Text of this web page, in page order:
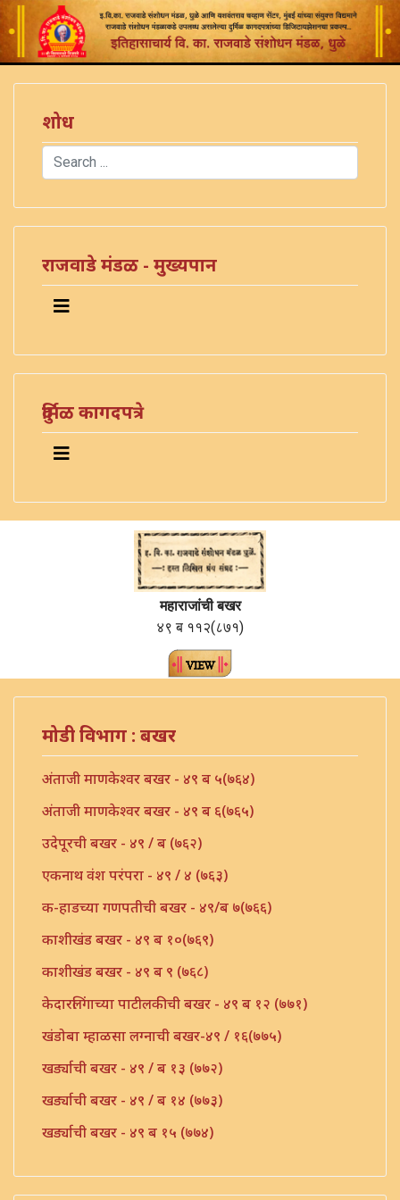
शोध
Search
राजवाडे मंडळ - मुख्यपान
दुर्मिळ कागदपत्रे
महाराजांची बखर
४९ ब ११२(८७१)
मोडी विभाग : बखर
अंताजी माणकेश्वर बखर - ४९ ब ५(७६४)
अंताजी माणकेश्वर बखर - ४९ ब ६(७६५)
उदेपूरची बखर - ४९ / ब (७६२)
एकनाथ वंश परंपरा - ४९ / ४ (७६३)
क-हाडच्या गणपतीची बखर - ४९/ब ७(७६६)
काशीखंड बखर - ४९ ब १०(७६९)
काशीखंड बखर - ४९ ब ९ (७६८)
केदारलिंगाच्या पाटीलकीची बखर - ४९ ब १२ (७७१)
खंडोबा म्हाळसा लग्नाची बखर-४९ / १६(७७५)
खर्ड्याची बखर - ४९ / ब १३ (७७२)
खर्ड्याची बखर - ४९ / ब १४ (७७३)
खर्ड्याची बखर - ४९ ब १५ (७७४)